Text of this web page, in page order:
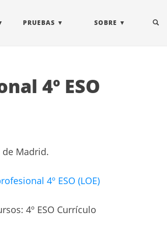
PRUEBAS SOBRE
4º ESO
Madrid.
4º ESO (LOE)
4º ESO Currículo